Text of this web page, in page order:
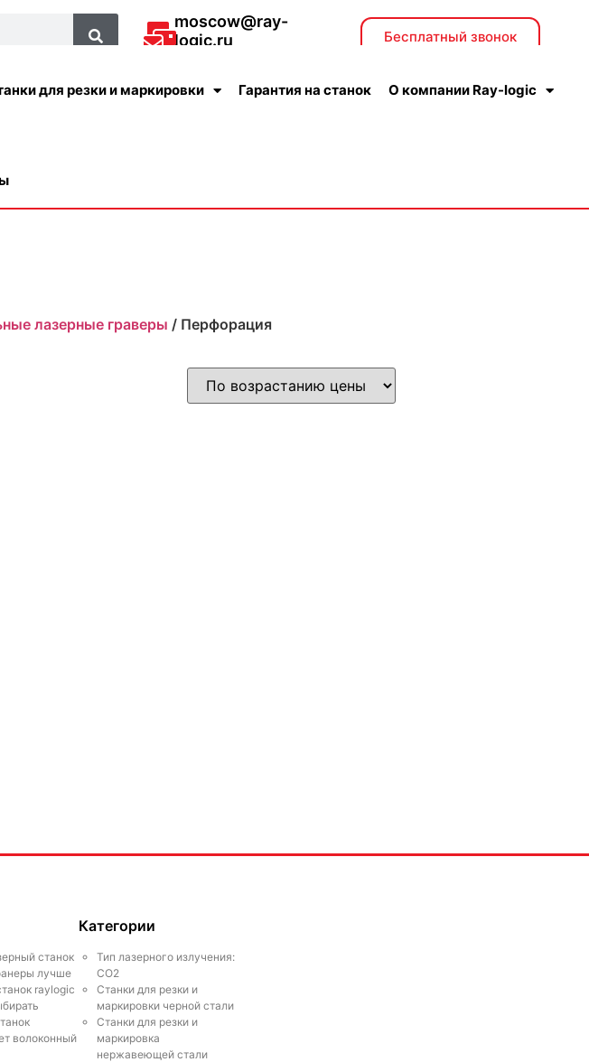
moscow@ray-
logic.ru
Бесплатный звонок
для резки и маркировки Гарантия на станок О компании Ray-logic
лазерные граверы / Перфорация
станок
лучше
raylogic
волоконный
Категории
Тип лазерного излучения:
СО2
Станки для резки и
маркировки черной стали
Станки для резки и
маркировка
нержавеющей стали